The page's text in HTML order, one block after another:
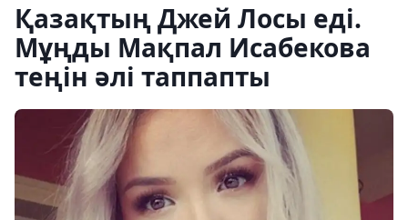
Қазақтың Джей Лосы еді.
Мұңды Мақпал Исабекова
теңін әлі таппапты